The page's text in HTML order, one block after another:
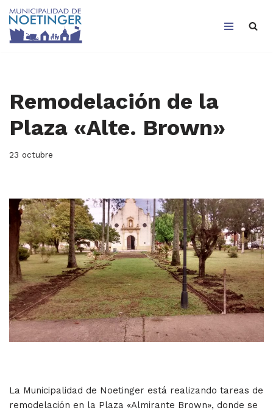
Saltar
Remodelación de la
Plaza «Alte. Brown»
23 octubre
La Municipalidad de Noetinger está realizando tareas de
remodelación en la Plaza «Almirante Brown», donde se